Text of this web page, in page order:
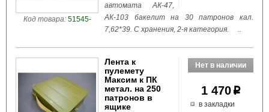
Код товара:51545-
автомата АК-47,
АК-103 бакелит на 30 патронов кал.
7,62*39. С хранения, 2-я категория. ..
1 470p
в закладки
Лента к
пулемету
Максим к ПК
метал. на 250
патронов в
ящике